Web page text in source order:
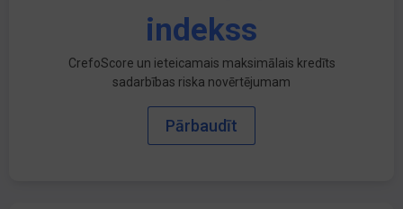
indekss
CrefoScore un ieteicamais maksimālais kredīts
sadarbības riska novērtējumam
Pārbaudīt